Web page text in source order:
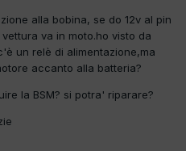
alla bobina, se do 12v al pin
va in moto.ho visto da
un relè di alimentazione,ma
accanto alla batteria?
la BSM? si potra' riparare?